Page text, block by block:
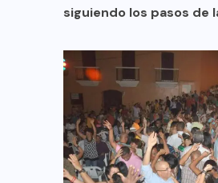
siguiendo los pasos de